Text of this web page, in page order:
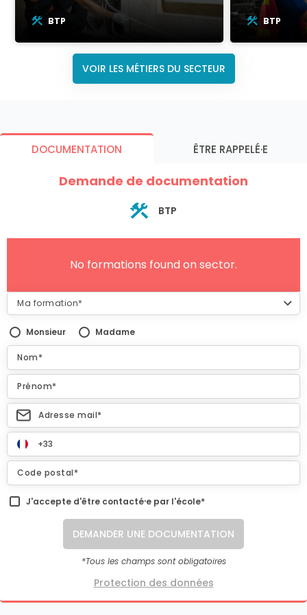
BTP BTP
VOIR LES MÉTIERS DU SECTEUR
DOCUMENTATION ÊTRE RAPPELÉ·E
Demande de documentation
BTP
No formations found on sector.
Monsieur Madame
J'accepte d'être contacté⸱e par l'école*
DEMANDER UNE DOCUMENTATION
*Tous les champs sont obligatoires
Protection des données